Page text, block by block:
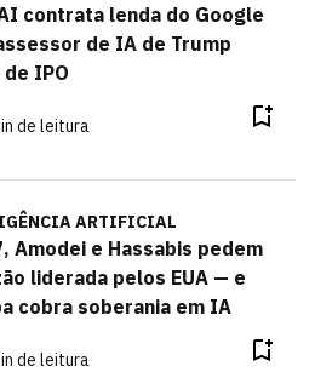
contrata lenda do Google
de IA de Trump
IPO
de leitura
ARTIFICIAL
Amodei e Hassabis pedem
liderada pelos EUA — e
cobra soberania em IA
de leitura